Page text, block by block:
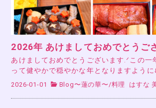
2026年 あけましておめでとうご
あけましておめでとうございます.ᐟこの一
って健やかで穏やかな年となりますよう
2026-01-01 Blog〜蓮の華〜 /料理 はすな